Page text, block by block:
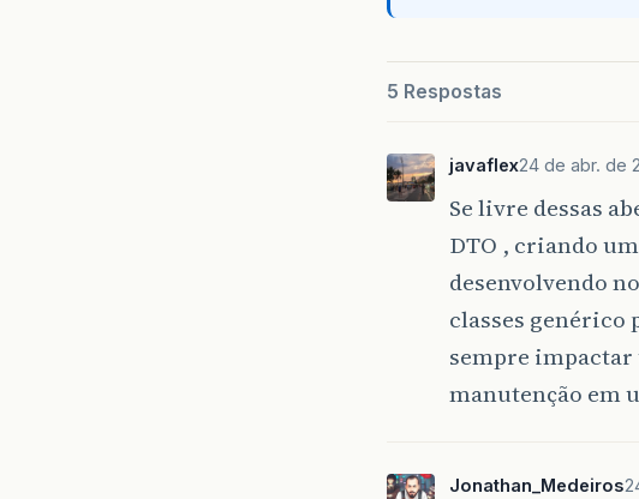
5 Respostas
javaflex24 de abr. de
Se livre dessas
DTO , criando
desenvolvendo
classes genérico
sempre impactar
manutenção em
Jonathan_Medeiros